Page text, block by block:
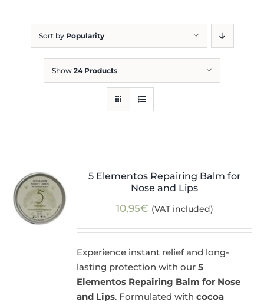
Sort by Popularity
Show 24 Products
5 Elementos Repairing Balm for
Nose and Lips
10,95€ (VAT included)
Experience instant relief and long-
lasting protection with our5
Elementos Repairing Balm for Nose
and Lips. Formulated withcocoa